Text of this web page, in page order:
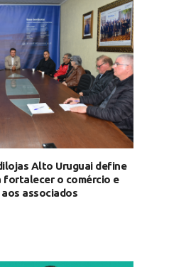
Alto Uruguai define
fortalecer o comércio e
associados